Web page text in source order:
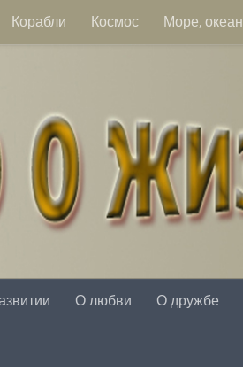
Корабли Космос Море, океан
О любви О дружбе